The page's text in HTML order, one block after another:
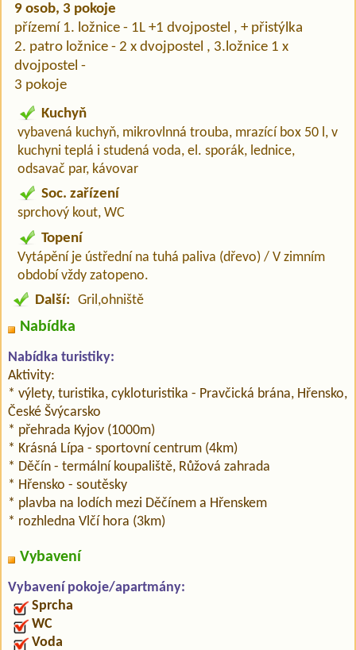
9 osob, 3 pokoje
přízemí 1. ložnice - 1L +1 dvojpostel , + přistýlka
2. patro ložnice - 2 x dvojpostel , 3.ložnice 1 x
dvojpostel -
3 pokoje
Kuchyň
vybavená kuchyň, mikrovlnná trouba, mrazící box 50 l, v
kuchyni teplá i studená voda, el. sporák, lednice,
odsavač par, kávovar
Soc. zařízení
sprchový kout, WC
Topení
Vytápění je ústřední na tuhá paliva (dřevo) / V zimním
období vždy zatopeno.
Další: Gril,ohniště
Nabídka
Nabídka turistiky:
Aktivity:
* výlety, turistika, cykloturistika - Pravčická brána, Hřensko,
České Švýcarsko
* přehrada Kyjov (1000m)
* Krásná Lípa - sportovní centrum (4km)
* Děčín - termální koupaliště, Růžová zahrada
* Hřensko - soutěsky
* plavba na lodích mezi Děčínem a Hřenskem
* rozhledna Vlčí hora (3km)
Vybavení
Vybavení pokoje/apartmány:
Sprcha
WC
Voda